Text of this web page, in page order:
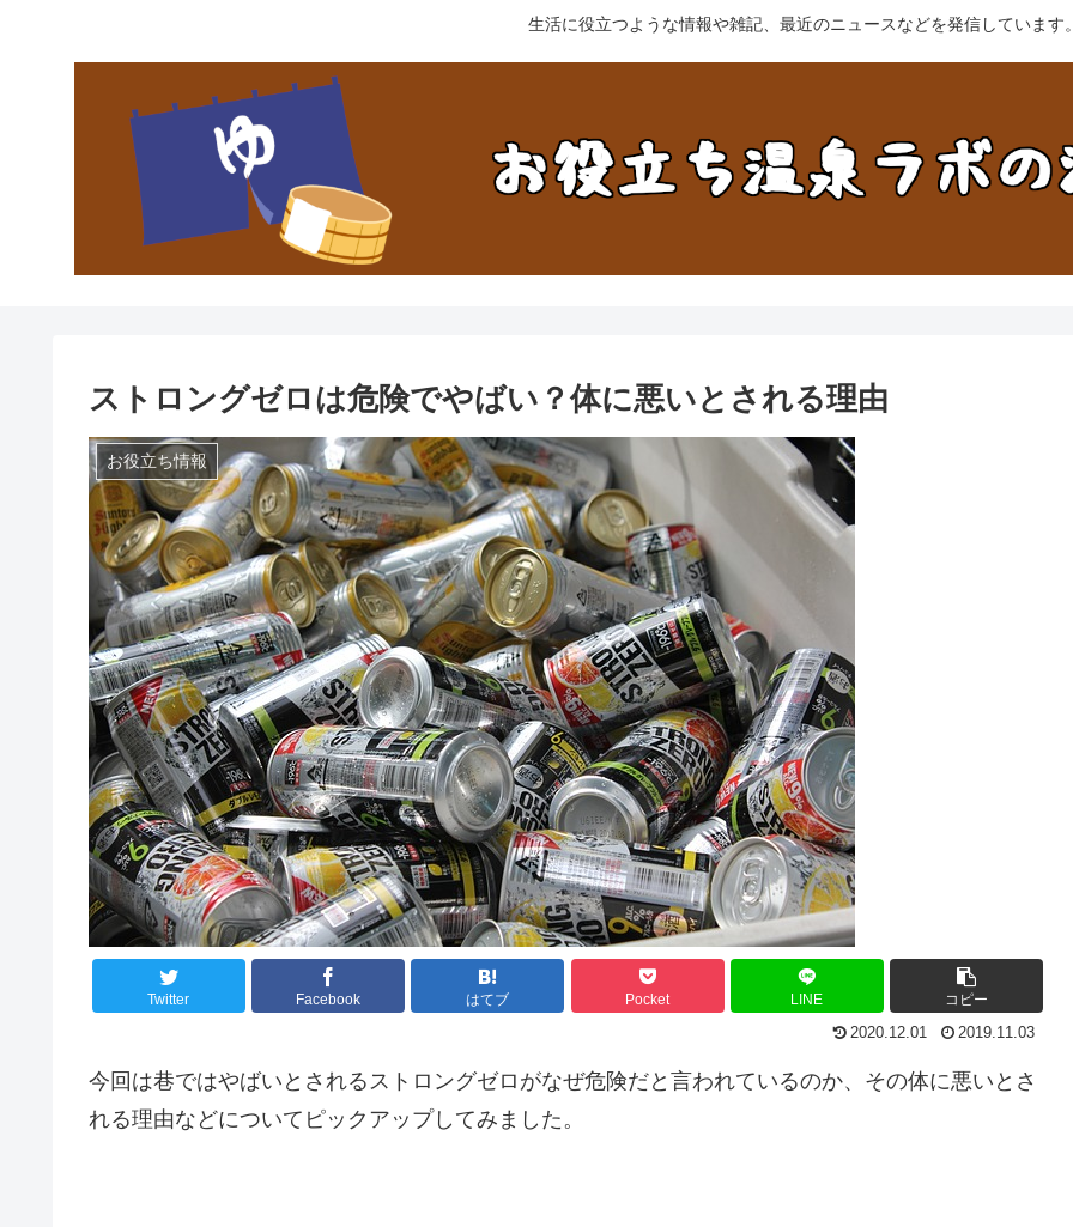
生活に役立つような情報や雑記、最近のニュースなどを発信しています。
ストロングゼロは危険でやばい？体に悪いとされる理由
お役立ち情報
Twitter Facebook はてブ Pocket LINE コピー
2020.12.01 2019.11.03
今回は巷ではやばいとされるストロングゼロがなぜ危険だと言われているのか、その体に悪いとさ
れる理由などについてピックアップしてみました。